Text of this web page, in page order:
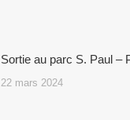
Sortie au parc S. Paul –
22 mars 2024